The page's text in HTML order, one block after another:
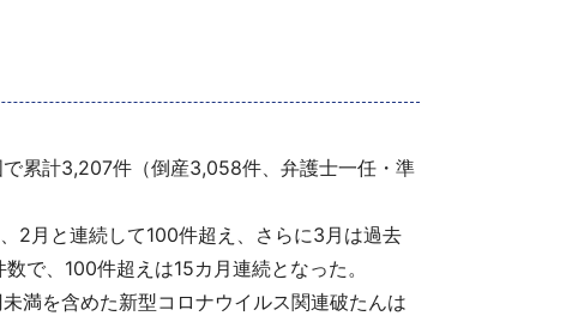
累計3,207件（倒産3,058件、弁護士一任・準
2月と連続して100件超え、さらに3月は過去
で、100件超えは15カ月連続となった。
満を含めた新型コロナウイルス関連破たんは